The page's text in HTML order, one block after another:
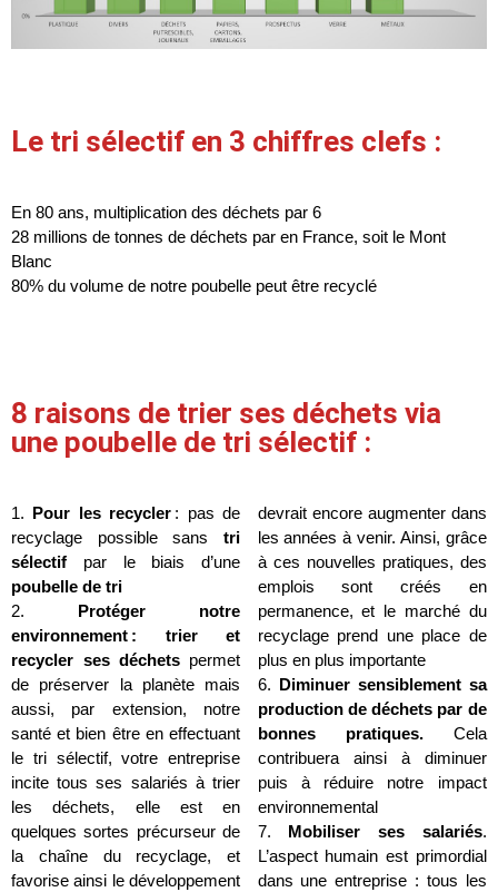
Le tri sélectif en 3 chiffres clefs :
En 80 ans, multiplication des déchets par 6
28 millions de tonnes de déchets par en France, soit le Mont
Blanc
80% du volume de notre poubelle peut être recyclé
8 raisons de trier ses déchets via
une poubelle de tri sélectif :
1. Pour les recycler : pas de
recyclage possible sans tri
sélectif par le biais d’une
poubelle de tri
2. Protéger notre
environnement : trier et
recycler ses déchets permet
de préserver la planète mais
aussi, par extension, notre
santé et bien être en effectuant
le tri sélectif, votre entreprise
incite tous ses salariés à trier
les déchets, elle est en
quelques sortes précurseur de
la chaîne du recyclage, et
favorise ainsi le développement
devrait encore augmenter dans
les années à venir. Ainsi, grâce
à ces nouvelles pratiques, des
emplois sont créés en
permanence, et le marché du
recyclage prend une place de
plus en plus importante
6. Diminuer sensiblement sa
production de déchets par de
bonnes pratiques.Cela
contribuera ainsi à diminuer
puis à réduire notre impact
environnemental
7. Mobiliser ses salariés.
L’aspect humain est primordial
dans une entreprise : tous les